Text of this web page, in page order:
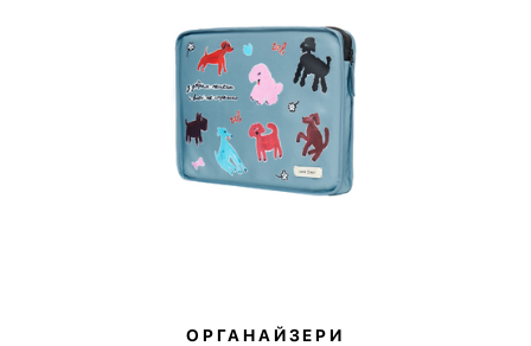
Лінійка Paw Story має благодійну складову — купуючи товари, ви
долучаєтесь до доброї справи. 10% від продажів ми передамо на
потреби притулку в Гостомелі.
ОРГАНАЙЗЕРИ